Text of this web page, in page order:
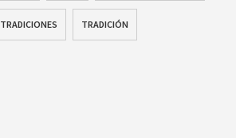
TRADICIONES TRADICIÓN